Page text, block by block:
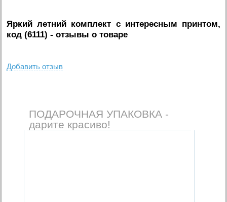
Яркий летний комплект с интересным принтом,
код (6111) - отзывы о товаре
Добавить отзыв
ПОДАРОЧНАЯ УПАКОВКА -
дарите красиво!